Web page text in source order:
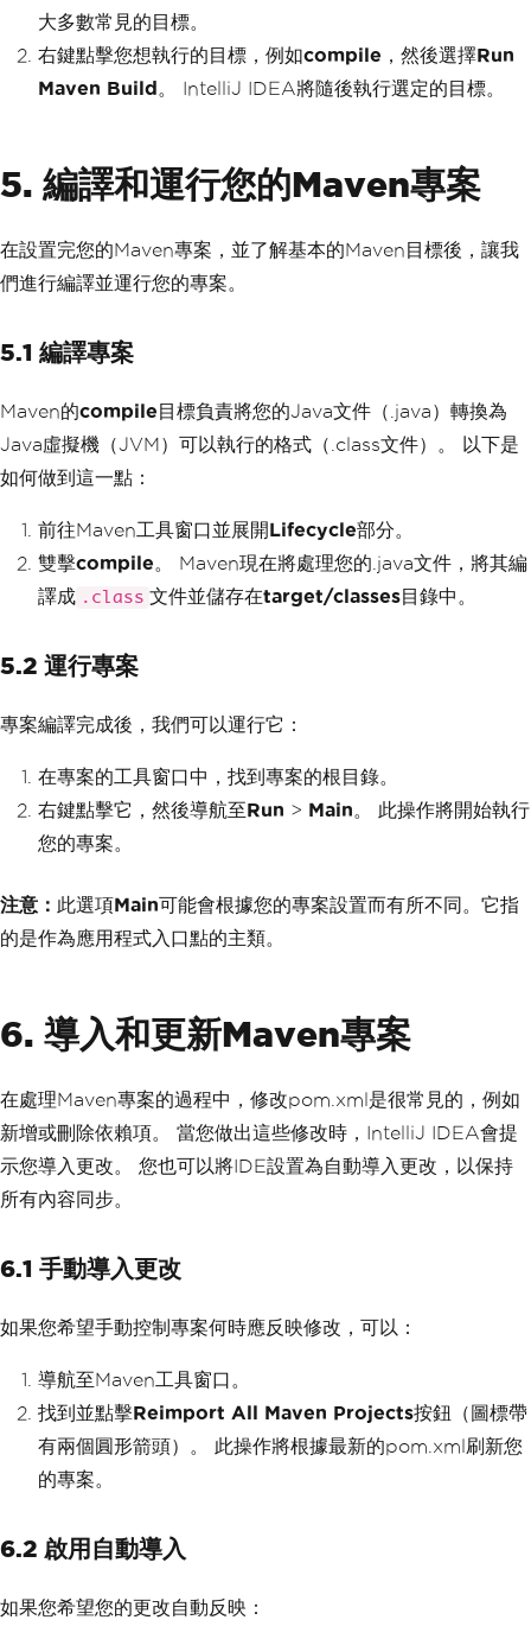
大多數常見的目標。
右鍵點擊您想執行的目標，例如compile ，然後選擇Run
Maven Build 。 IntelliJ IDEA將隨後執行選定的目標。
5. 編譯和運行您的Maven專案
在設置完您的Maven專案，並了解基本的Maven目標後，讓我
們進行編譯並運行您的專案。
5.1 編譯專案
Maven的compile 目標負責將您的Java文件（.java）轉換為
Java虛擬機（JVM）可以執行的格式（.class文件）。 以下是
如何做到這一點：
前往Maven工具窗口並展開Lifecycle部分。
雙擊compile。 Maven現在將處理您的.java文件，將其編
譯成 .class 文件並儲存在target/classes目錄中。
5.2 運行專案
專案編譯完成後，我們可以運行它：
在專案的工具窗口中，找到專案的根目錄。
右鍵點擊它，然後導航至Run > Main。 此操作將開始執行
您的專案。
注意： 此選項Main可能會根據您的專案設置而有所不同。它指
的是作為應用程式入口點的主類。
6. 導入和更新Maven專案
在處理Maven專案的過程中，修改pom.xml是很常見的，例如
新增或刪除依賴項。 當您做出這些修改時，IntelliJ IDEA會提
示您導入更改。 您也可以將IDE設置為自動導入更改，以保持
所有內容同步。
6.1 手動導入更改
如果您希望手動控制專案何時應反映修改，可以：
導航至Maven工具窗口。
找到並點擊Reimport All Maven Projects按鈕（圖標帶
有兩個圓形箭頭）。 此操作將根據最新的pom.xml刷新您
的專案。
6.2 啟用自動導入
如果您希望您的更改自動反映：